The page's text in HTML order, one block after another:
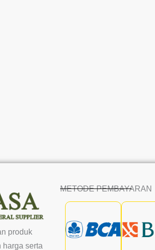
produk
harga serta
METODE PEMBAYARAN